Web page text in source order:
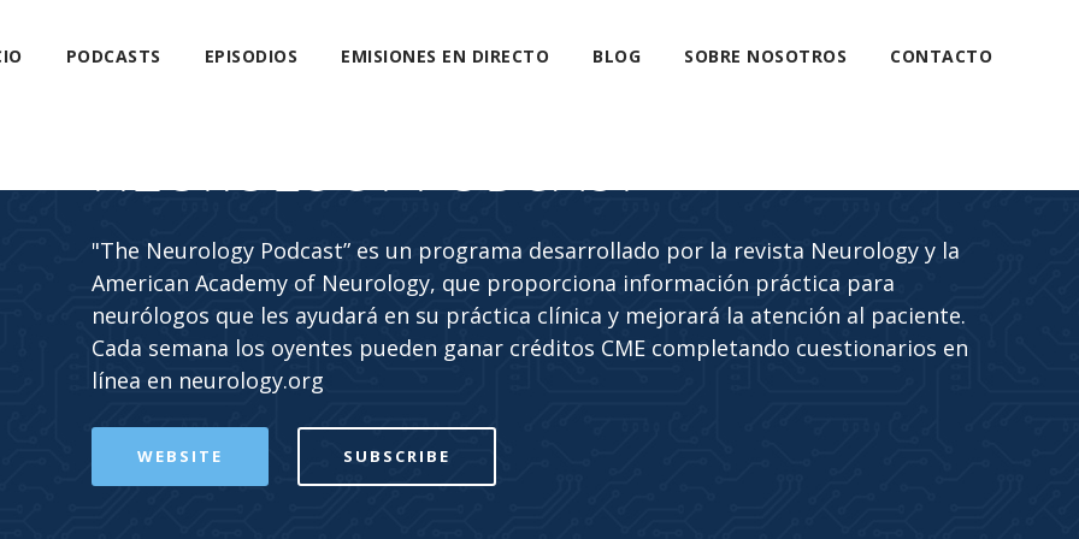
PODCASTS EPISODIOS EMISIONES EN DIRECTO BLOG SOBRE NOSOTROS CONTACTO
NEUROLOGY PODCAST
"The Neurology Podcast” es un programa desarrollado por la revista Neurology y la
American Academy of Neurology, que proporciona información práctica para
neurólogos que les ayudará en su práctica clínica y mejorará la atención al paciente.
Cada semana los oyentes pueden ganar créditos CME completando cuestionarios en
línea en neurology.org
WEBSITE SUBSCRIBE